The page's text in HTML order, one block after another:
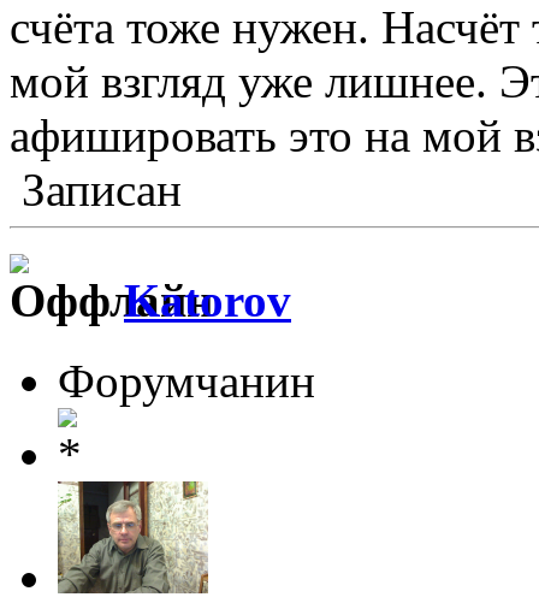
счёта тоже нужен. Насчёт
мой взгляд уже лишнее.
афишировать это на мой
Записан
Katorov
Форумчанин